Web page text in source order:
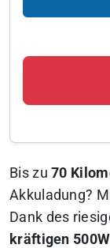
Bis zu70
Akkuladung?
Dank des
kräftigen